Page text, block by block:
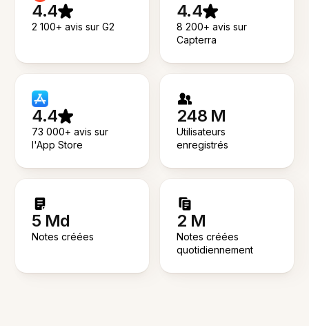
4.4
2 100+ avis sur G2
4.4
8 200+ avis sur
Capterra
4.4
73 000+ avis sur
l'App Store
248 M
Utilisateurs
enregistrés
5 Md
Notes créées
2 M
Notes créées
quotidiennement